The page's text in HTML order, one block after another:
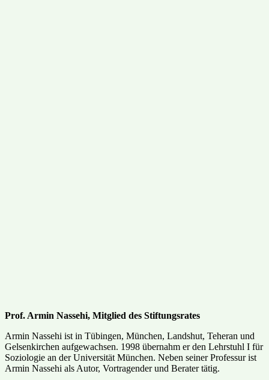
Prof. Armin Nassehi, Mitglied des Stiftungsrates
Armin Nassehi ist in Tübingen, München, Landshut, Teheran und
Gelsenkirchen aufgewachsen. 1998 übernahm er den Lehrstuhl I für
Soziologie an der Universität München. Neben seiner Professur ist
Armin Nassehi als Autor, Vortragender und Berater tätig.